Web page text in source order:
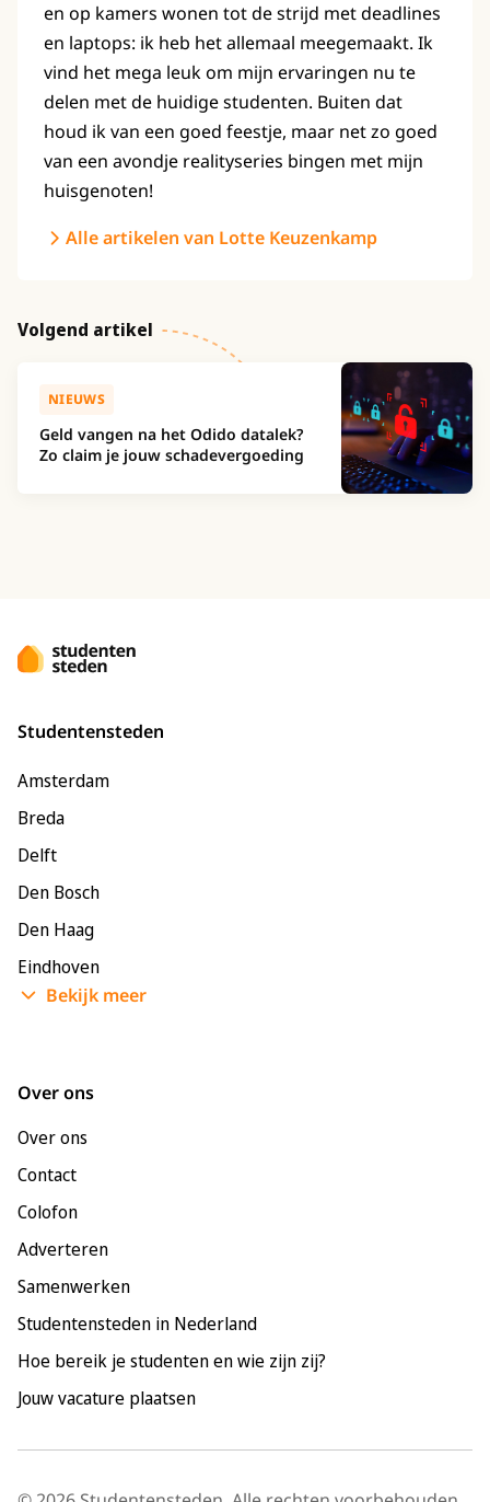
en op kamers wonen tot de strijd met deadlines
en laptops: ik heb het allemaal meegemaakt. Ik
vind het mega leuk om mijn ervaringen nu te
delen met de huidige studenten. Buiten dat
houd ik van een goed feestje, maar net zo goed
van een avondje realityseries bingen met mijn
huisgenoten!
Alle artikelen van Lotte Keuzenkamp
Volgend artikel
NIEUWS
Geld vangen na het Odido datalek?
Zo claim je jouw schadevergoeding
Studentensteden
Amsterdam
Breda
Delft
Den Bosch
Den Haag
Eindhoven
Enschede
Bekijk meer
Over ons
Over ons
Contact
Colofon
Adverteren
Samenwerken
Studentensteden in Nederland
Hoe bereik je studenten en wie zijn zij?
Jouw vacature plaatsen